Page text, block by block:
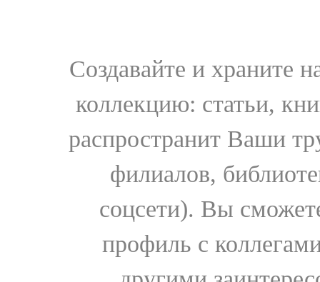
Создавайте и храните
коллекцию: статьи,
распространит Ваши
филиалов,
соцсети). Вы
профиль с